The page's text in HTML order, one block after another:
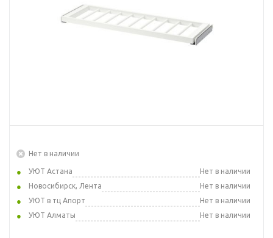
Нет в наличии
УЮТ Астана
Нет в наличии
Новосибирск, Лента
Нет в наличии
УЮТ в тц Апорт
Нет в наличии
УЮТ Алматы
Нет в наличии